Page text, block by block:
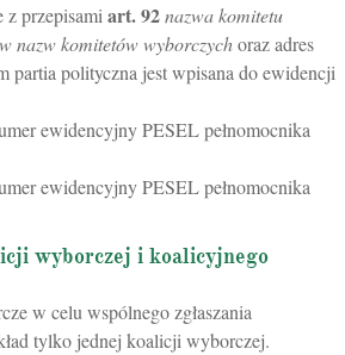
przepisami art.92nazwa komitetu
nazw komitetów wyborczychoraz adres
polityczna jest wpisana do ewidencji
ewidencyjny PESEL pełnomocnika
ewidencyjny PESEL pełnomocnika
wyborczej i koalicyjnego
w celu wspólnego zgłaszania
tylko jednej koalicji wyborczej.